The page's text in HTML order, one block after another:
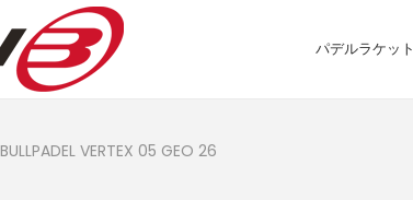
パデルラケット
BULLPADEL VERTEX 05 GEO 26